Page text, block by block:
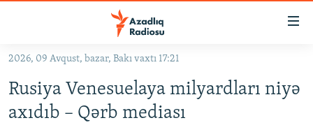
Əsas
qayıt
Əsas
#İZAHLA
KORRUPSIOMETR
2026, 09 Avqust, bazar, Bakı vaxtı 17:21
Rusiya Venesuelaya milyardları niyə
axıdıb – Qərb mediası